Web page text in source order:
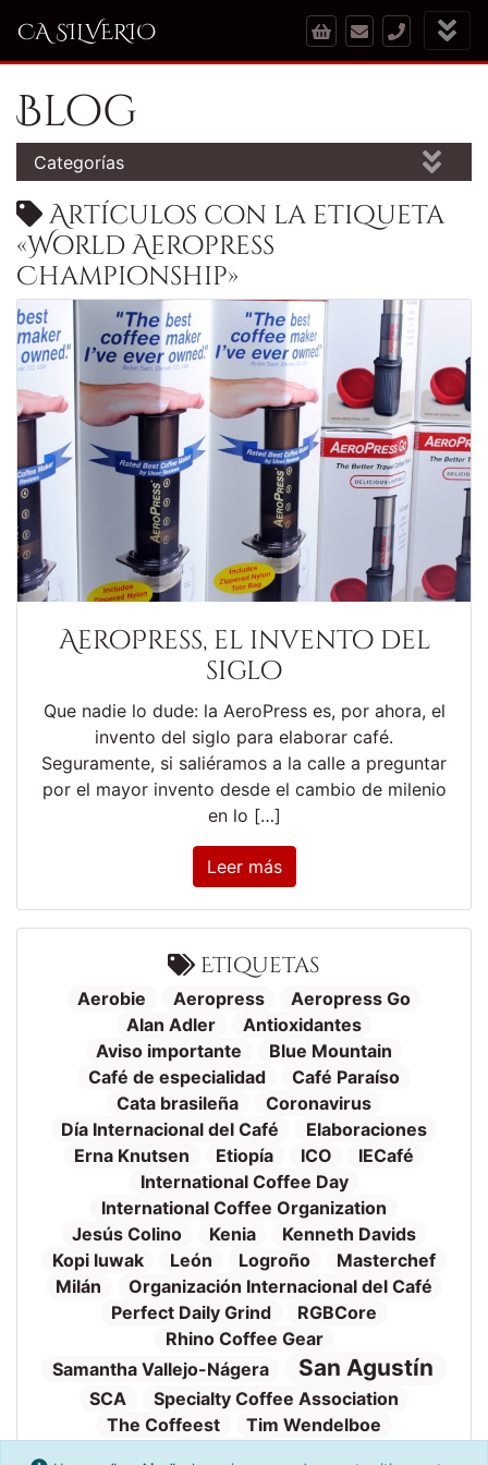
CA SILVERIO
Blog
Categorías
Artículos con la etiqueta
«World Aeropress
Championship»
AeroPress, el invento del
siglo
Que nadie lo dude: la AeroPress es, por ahora, el
invento del siglo para elaborar café.
Seguramente, si saliéramos a la calle a preguntar
por el mayor invento desde el cambio de milenio
en lo […]
Leer más
Etiquetas
Aerobie Aeropress
Aeropress Go
Alan Adler
Antioxidantes
Aviso importante
Blue Mountain
Café de especialidad
Café Paraíso
Cata brasileña
Coronavirus
Día Internacional del Café
Elaboraciones
Erna Knutsen
Etiopía ICO
IECafé
International Coffee Day
International Coffee Organization
Jesús Colino
Kenia
Kenneth Davids
Kopi luwak
León Logroño
Masterchef
Milán
Organización Internacional del Café
Perfect Daily Grind
RGBCore
Rhino Coffee Gear
Samantha Vallejo-Nágera
San Agustín
SCA
Specialty Coffee Association
The Coffeest
Tim Wendelboe
Torrefacto
Tueste TVE Valnalón